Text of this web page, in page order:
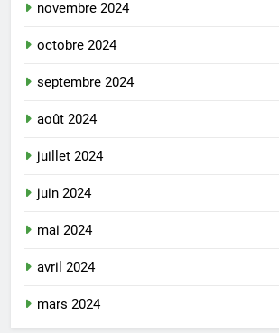
novembre 2024
octobre 2024
septembre 2024
août 2024
juillet 2024
juin 2024
mai 2024
avril 2024
mars 2024